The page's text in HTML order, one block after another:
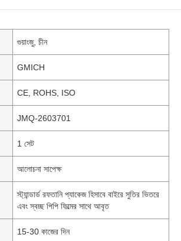
গুয়াংজু, চীন
GMICH
CE, ROHS, ISO
JMQ-2603701
1 সেট
আলোচনা সাপেক্ষ
স্ট্যান্ডার্ড রফতানি প্যাকেজ হিসাবে বাইরে সুতির ভিতরে
এবং স্বচ্ছ পিপি ফিল্মের সাথে আবৃত
15-30 কাজের দিন